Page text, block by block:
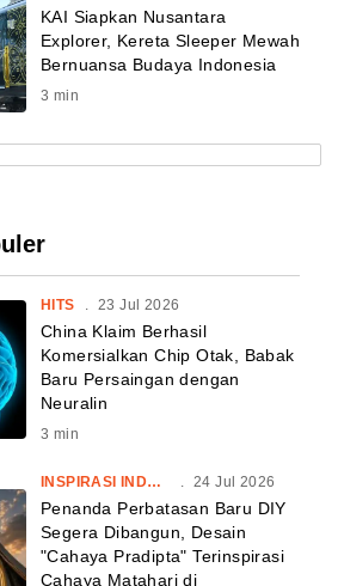
KAI Siapkan Nusantara
Explorer, Kereta Sleeper Mewah
Bernuansa Budaya Indonesia
3 min
HITS 23 Jul 2026
China Klaim Berhasil
Komersialkan Chip Otak, Babak
Baru Persaingan dengan
Neuralin
3 min
INSPIRASI INDONESIA 24 Jul 2026
Penanda Perbatasan Baru DIY
Segera Dibangun, Desain
"Cahaya Pradipta" Terinspirasi
Cahaya Matahari di